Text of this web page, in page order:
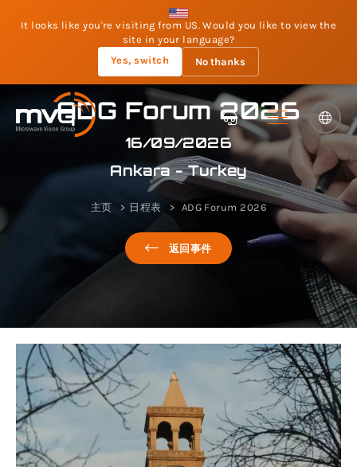
It looks like you're visiting from US. Would you like to view the
site in your language?
Yes, switch
No thanks
ADG Forum 2026
16/09/2026
Ankara - Turkey
主页 日程表 ADG Forum 2026
返回事件